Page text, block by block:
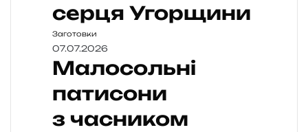
серця Угорщини
Заготовки
07.07.2026
Малосольні
патисони
з часником